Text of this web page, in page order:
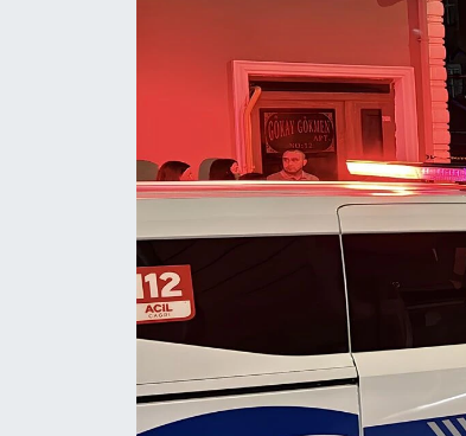
Künye
Yayın İlkeleri